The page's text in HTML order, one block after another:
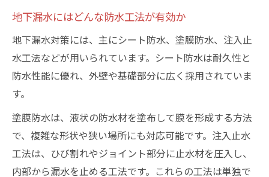
地下漏水にはどんな防水工法が有効か
地下漏水対策には、主にシート防水、塗膜防水、注入止
水工法などが用いられています。シート防水は耐久性と
防水性能に優れ、外壁や基礎部分に広く採用されていま
す。
塗膜防水は、液状の防水材を塗布して膜を形成する方法
で、複雑な形状や狭い場所にも対応可能です。注入止水
工法は、ひび割れやジョイント部分に止水材を圧入し、
内部から漏水を止める工法です。これらの工法は単独で